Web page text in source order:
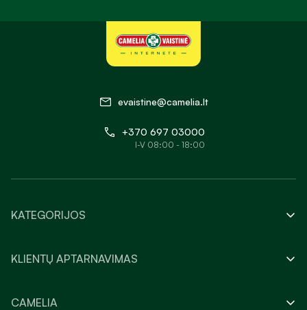
evaistine@camelia.lt
+370 697 03000
I-V 08:00 - 18:00
KATEGORIJOS
KLIENTŲ APTARNAVIMAS
CAMELIA